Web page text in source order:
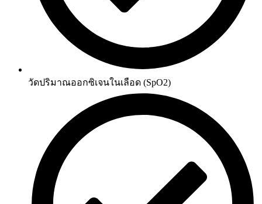
วัดปริมาณออกซิเจนในเลือด (SpO2)